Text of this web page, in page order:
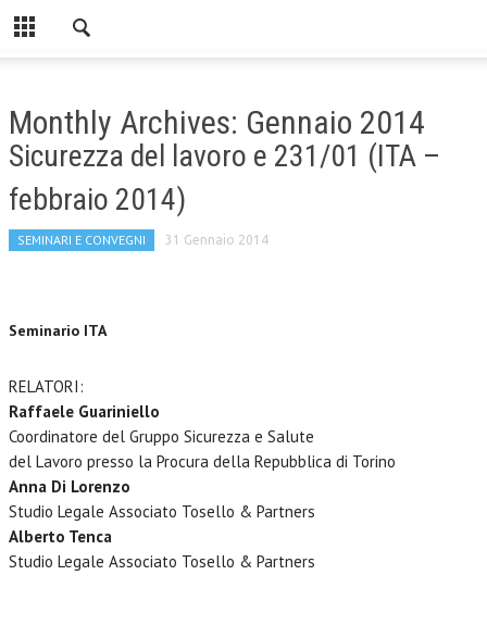
Monthly Archives: Gennaio 2014
Sicurezza del lavoro e 231/01 (ITA –
febbraio 2014)
SEMINARI E CONVEGNI 31 Gennaio 2014
Seminario ITA
RELATORI:
Raffaele Guariniello
Coordinatore del Gruppo Sicurezza e Salute
del Lavoro presso la Procura della Repubblica di Torino
Anna Di Lorenzo
Studio Legale Associato Tosello & Partners
Alberto Tenca
Studio Legale Associato Tosello & Partners